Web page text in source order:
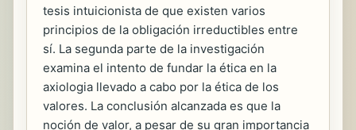
tesis intuicionista de que existen varios
principios de la obligación irreductibles entre
sí. La segunda parte de la investigación
examina el intento de fundar la ética en la
axiologia llevado a cabo por la ética de los
valores. La conclusión alcanzada es que la
noción de valor, a pesar de su gran importancia